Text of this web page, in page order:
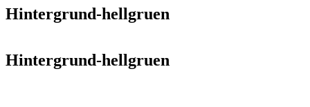
Hintergrund-hellgruen
Hintergrund-hellgruen